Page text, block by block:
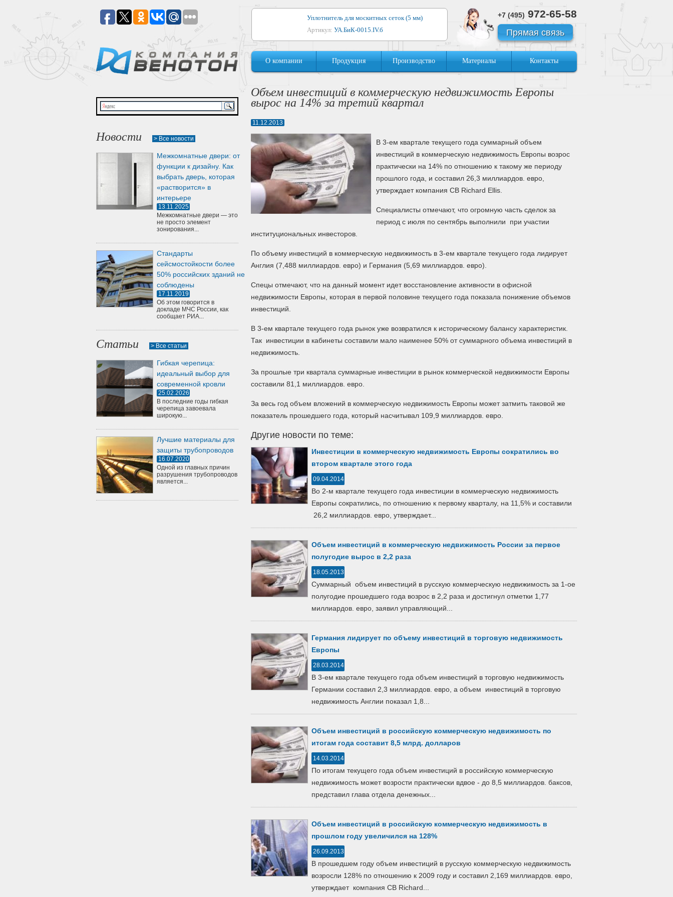
Уплотнитель для москитных сеток (5 мм)
Артикул: УА.БиК-0015.IV.б
Уплотнитель для алюминиевых окон
Артикул:1044
Артикул:УМ.БиК-0062.IV.б
Уплотнитель для деревянных дверей
Артикул:УК-10.4
+7 (495) 972-65-58
Прямая связь
О компании Продукция Производство Материалы Контакты
Новости > Все новости
Межкомнатные двери: от
функции к дизайну. Как
выбрать дверь, которая
«растворится» в
интерьере
13.11.2025
Межкомнатные двери — это
не просто элемент
зонирования...
Стандарты
сейсмостойкости более
50% российских зданий не
соблюдены
17.11.2019
Об этом говорится в
докладе МЧС России, как
сообщает РИА...
Статьи > Все статьи
Гибкая черепица:
идеальный выбор для
современной кровли
25.02.2026
В последние годы гибкая
черепица завоевала
широкую...
Лучшие материалы для
защиты трубопроводов
16.07.2020
Одной из главных причин
разрушения трубопроводов
является...
Объем инвестиций в коммерческую недвижимость Европы
вырос на 14% за третий квартал
11.12.2013
В 3-ем квартале текущего года суммарный объем
инвестиций в коммерческую недвижимость Европы возрос
практически на 14% по отношению к такому же периоду
прошлого года, и составил 26,3 миллиардов. евро,
утверждает компания CB Richard Ellis.
Специалисты отмечают, что огромную часть сделок за
период с июля по сентябрь выполнили при участии
институциональных инвесторов.
По объему инвестиций в коммерческую недвижимость в 3-ем квартале текущего года лидирует
Англия (7,488 миллиардов. евро) и Германия (5,69 миллиардов. евро).
Спецы отмечают, что на данный момент идет восстановление активности в офисной
недвижимости Европы, которая в первой половине текущего года показала понижение объемов
инвестиций.
В 3-ем квартале текущего года рынок уже возвратился к историческому балансу характеристик.
Так инвестиции в кабинеты составили мало наименее 50% от суммарного объема инвестиций в
недвижимость.
За прошлые три квартала суммарные инвестиции в рынок коммерческой недвижимости Европы
составили 81,1 миллиардов. евро.
За весь год объем вложений в коммерческую недвижимость Европы может затмить таковой же
показатель прошедшего года, который насчитывал 109,9 миллиардов. евро.
Другие новости по теме:
Инвестиции в коммерческую недвижимость Европы сократились во
втором квартале этого года
09.04.2014
Во 2-м квартале текущего года инвестиции в коммерческую недвижимость
Европы сократились, по отношению к первому кварталу, на 11,5% и составили
26,2 миллиардов. евро, утверждает...
Объем инвестиций в коммерческую недвижимость России за первое
полугодие вырос в 2,2 раза
18.05.2013
Суммарный объем инвестиций в русскую коммерческую недвижимость за 1-ое
полугодие прошедшего года возрос в 2,2 раза и достигнул отметки 1,77
миллиардов. евро, заявил управляющий...
Германия лидирует по объему инвестиций в торговую недвижимость
Европы
28.03.2014
В 3-ем квартале текущего года объем инвестиций в торговую недвижимость
Германии составил 2,3 миллиардов. евро, а объем инвестиций в торговую
недвижимость Англии показал 1,8...
Объем инвестиций в российскую коммерческую недвижимость по
итогам года составит 8,5 млрд. долларов
14.03.2014
По итогам текущего года объем инвестиций в российскую коммерческую
недвижимость может возрости практически вдвое - до 8,5 миллиардов. баксов,
представил глава отдела денежных...
Объем инвестиций в российскую коммерческую недвижимость в
прошлом году увеличился на 128%
26.09.2013
В прошедшем году объем инвестиций в русскую коммерческую недвижимость
возросли 128% по отношению к 2009 году и составил 2,169 миллиардов. евро,
утверждает компания CB Richard...